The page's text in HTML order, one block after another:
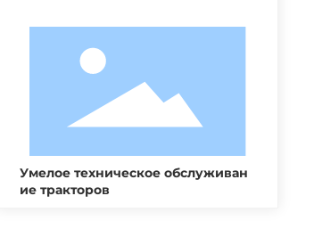
рудничества 35 - го международн
Weifang International Kite Festival
Умелое техническое обслуживан
ие тракторов